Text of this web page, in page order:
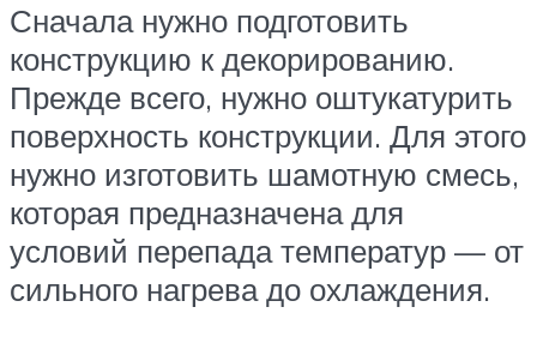
Сначала нужно подготовить
конструкцию к декорированию.
Прежде всего, нужно оштукатурить
поверхность конструкции. Для этого
нужно изготовить шамотную смесь,
которая предназначена для
условий перепада температур — от
сильного нагрева до охлаждения.